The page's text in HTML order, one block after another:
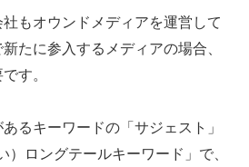
もオウンドメディアを運営して
たに参入するメディアの場合、
す。
るキーワードの「サジェスト」
）ロングテールキーワード」で、